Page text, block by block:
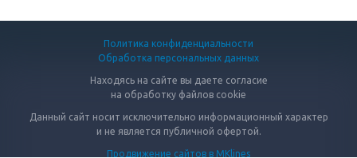
Политика конфиденциальности
Обработка персональных данных
Находясь на сайте вы даете согласие
на обработку файлов cookie
Данный сайт носит исключительно информационный характер
и не является публичной офертой.
Продвижение сайтов в MKlines